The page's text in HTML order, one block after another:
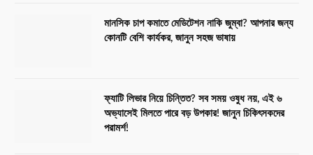
মানসিক চাপ কমাতে মেডিটেশন নাকি জুম্বা? আপনার জন্য
কোনটি বেশি কার্যকর, জানুন সহজ ভাষায়
ফ্যাটি লিভার নিয়ে চিন্তিত? সব সময় ওষুধ নয়, এই ৬
অভ্যাসেই মিলতে পারে বড় উপকার! জানুন চিকিৎসকদের
পরামর্শ!